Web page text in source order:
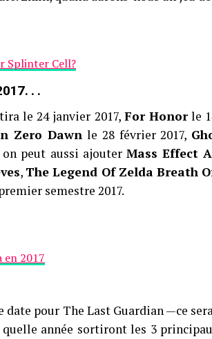
Splinter Cell?
. .
le 24 janvier 2017, For Honorle
Zero Dawnle 28 février 2017,
on peut aussi ajouter Mass Effect
, The Legend Of Zelda Breath
semestre 2017.
en 2017
date pour The Last Guardian —ce
année sortiront les 3